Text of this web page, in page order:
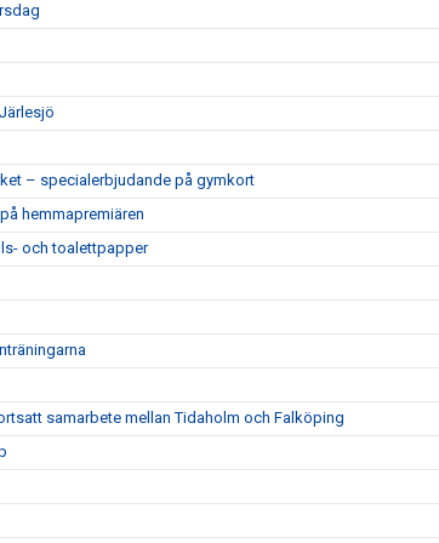
– specialerbjudande på gymkort
hemmapremiären
och toalettpapper
samarbete mellan Tidaholm och Falköping